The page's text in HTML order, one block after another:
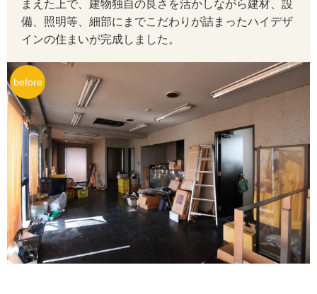
まえた上で、建物独自の良さを活かしながら建材、設
備、照明等、細部にまでこだわりが詰まったハイデザ
インの住まいが完成しました。
下
が
り
天
や
接
照
明
で
空
に
メ
リ
ハ
リ
を
持
た
せ
ま
カ
ウ
ン
ー
コ
ー
ナ
ー
も
絵
に
な
り
光
に
恵
ま
た
LDK。
明
る
い
色
の
が
空
間
を
広
く
感
じ
さ
せ
ー
ド
に
は
ス
ム
収
納
CUBIOS(キ
ュ
オ
ス)
を
採
用
い
た
だ
き
ま
感
が
出
な
よ
手
元
を
隠
し
バ
ラ
ン
ス
型
の
対
面
キ
ッ
カ
ッ
ボ
ド
と
パ
ン
ト
ー
に
た
っ
ぷ
り
収
納
で
き
果
で
下
が
天
が
宙
に
に
浮
た
よ
う
な
立
体
的
な
仕
上
空
間
に
似
う
具
を
こ
れ
か
じ
っ
く
り
選
ぶ
の
だ
そ
う
程
く
視
界
が
抜
て
空
間
を
広
く
感
じ
ら
れ
ス
ン
レ
ス
の
手
り
は
そ
の
ま
ま
活
か
し
ま
階
段
室
か
ら
室
夜
は
落
着
た
間
接
照
明
が
ら
り
と
印
象
が
変
わ
り
お
洒
な
バ
ー
の
よ
う
な
カ
ウ
ン
に
間
接
照
の
か
り
が
反
射
て
綺
麗
な
陰
影
が
生
ま
れ
明
器
具、
ア
セ
ト
ク
ロ
ス
で
ラ
ン
ス
良
く
仕
上
が
り
ま
寝
室
の
カ
テ
ン
は
落
ち
着
い
た
ブ
ラ
や
す
く
て
っ
り
収
納
で
き
ウ
ォ
ー
ク
イ
ン
ク
ロ
ー
ゼ
イ
レ
の
前
の
手
洗
い
コ
ー
ミ
ニ
マ
ム
な
ザ
イ
ン
で
ス
タ
イ
リ
ッ
シ
ッ
ド
ス
ペ
ー
を
有
効
活
用
し
た
カ
ウ
ン
ア
ク
ン
ト
が
映
え
る
ニ
ッ
チ
と
海
の
バ
ス
ル
ー
の
よ
う
な
お
洒
落
な
水
ま
お
呂
も
モ
ノ
ト
ー
ン
で
シ
ッ
キ
ッ
チ
ン
と
結
す
る
使
い
勝
手
の
良
い
構
上
せ
な
い
タ
ラ
プ
は
意
匠
性
を
持
た
せ
ま
タ
ラ
ッ
プ
お
洒
落
に
利
用
さ
れ
て
い
界
各
国
で
い
め
た
絵
画
や
ン
テ
リ
ア
が
マ
ッ
チ
し
た
玄
関
ホ
ル
は
ギ
ャ
ラ
リ
ー
の
よ
う
壁
面
い
っ
ぱ
い
の
玄
関
季
や
分
で
コ
レ
ク
ョ
ン
を
入
れ
替
え
る
楽
し
コ
ク
リ
ー
ト
打
っ
ぱ
な
し
の
壁
は
そ
の
ま